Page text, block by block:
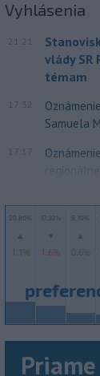
Vyhlásenia
21:21
vlády SR
témam
17:32
Samuela